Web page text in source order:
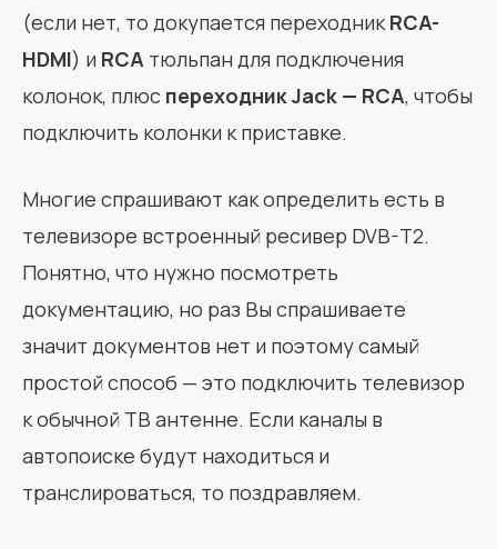
(если нет, то докупается переходникRCA-
HDMI) и RCA тюльпан для подключения
колонок, плюс переходник Jack — RCA, чтобы
подключить колонки к приставке.
Многие спрашивают как определить есть в
телевизоре встроенный ресивер DVB-T2.
Понятно, что нужно посмотреть
документацию, но раз Вы спрашиваете
значит документов нет и поэтому самый
простой способ — это подключить телевизор
к обычной ТВ антенне. Если каналы в
автопоиске будут находиться и
транслироваться, то поздравляем.